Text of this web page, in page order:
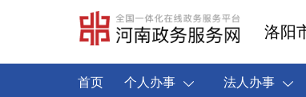
首页 个人办事 法人办事